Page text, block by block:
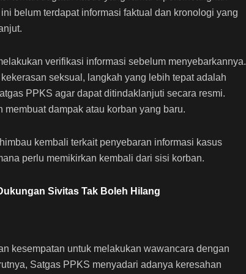
belum terdapat informasi faktual dan kronologi yang
verifikasi informasi sebelum menyebarkannya.
seksual, langkah yang lebih tepat adalah
PPKS agar dapat ditindaklanjuti secara resmi.
dampak atau korban yang baru.
kembali terkait penyebaran informasi kasus
perlu memikirkan kembali dari sisi korban.
Sivitas Tak Boleh Hilang
kesempatan untuk melakukan wawancara dengan
Satgas PPKS menyadari adanya keresahan